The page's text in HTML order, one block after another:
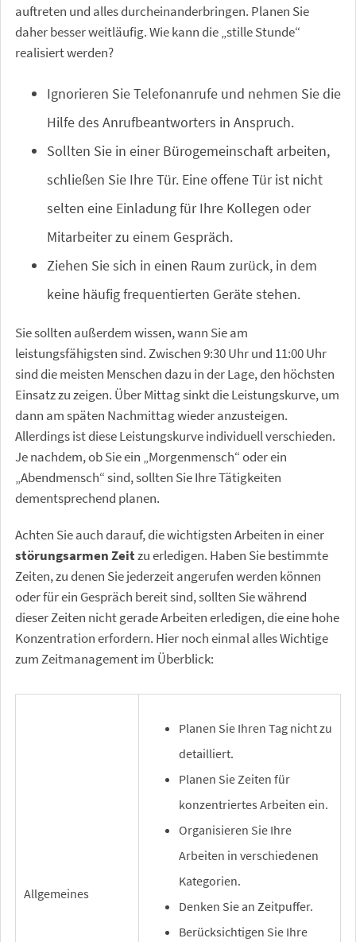
auftreten und alles durcheinanderbringen. Planen Sie
daher besser weitläufig. Wie kann die „stille Stunde“
realisiert werden?
Ignorieren Sie Telefonanrufe und nehmen Sie die
Hilfe des Anrufbeantworters in Anspruch.
Sollten Sie in einer Bürogemeinschaft arbeiten,
schließen Sie Ihre Tür. Eine offene Tür ist nicht
selten eine Einladung für Ihre Kollegen oder
Mitarbeiter zu einem Gespräch.
Ziehen Sie sich in einen Raum zurück, in dem
keine häufig frequentierten Geräte stehen.
Sie sollten außerdem wissen, wann Sie am
leistungsfähigsten sind. Zwischen 9:30 Uhr und 11:00 Uhr
sind die meisten Menschen dazu in der Lage, den höchsten
Einsatz zu zeigen. Über Mittag sinkt die Leistungskurve, um
dann am späten Nachmittag wieder anzusteigen.
Allerdings ist diese Leistungskurve individuell verschieden.
Je nachdem, ob Sie ein „Morgenmensch“ oder ein
„Abendmensch“ sind, sollten Sie Ihre Tätigkeiten
dementsprechend planen.
Achten Sie auch darauf, die wichtigsten Arbeiten in einer
störungsarmen Zeitzu erledigen. Haben Sie bestimmte
Zeiten, zu denen Sie jederzeit angerufen werden können
oder für ein Gespräch bereit sind, sollten Sie während
dieser Zeiten nicht gerade Arbeiten erledigen, die eine hohe
Konzentration erfordern. Hier noch einmal alles Wichtige
zum Zeitmanagement im Überblick:
Allgemeines
Planen Sie Ihren Tag nicht zu
detailliert.
Planen Sie Zeiten für
konzentriertes Arbeiten ein.
Organisieren Sie Ihre
Arbeiten in verschiedenen
Kategorien.
Denken Sie an Zeitpuffer.
Berücksichtigen Sie Ihre